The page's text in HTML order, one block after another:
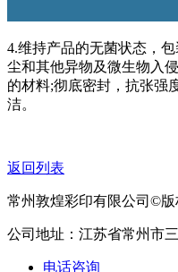
4.维持产品的无菌状态，
尘和其他异物及微生物入
的材料;彻底密封，抗张强
洁。
返回列表
常州敦煌彩印有限公司©版
公司地址：江苏省常州市
电话咨询